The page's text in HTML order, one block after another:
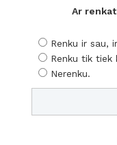
Ar
Renku ir sau,
Renku tik tiek
Nerenku.